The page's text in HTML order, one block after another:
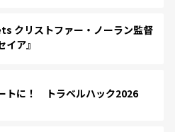
クリストファー・ノーラン監督
ア』
トに！ トラベルハック2026